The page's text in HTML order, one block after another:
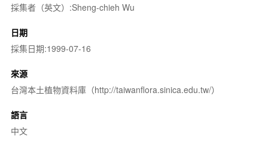
採集者（英文）:Sheng-chieh Wu
日期
採集日期:1999-07-16
來源
台灣本土植物資料庫（http://taiwanflora.sinica.edu.tw/）
語言
中文